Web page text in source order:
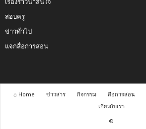
เรื่องราวน่าสนใจ
สอบครู
ข่าวทั่วไป
แจกสื่อการสอน
⌂ Home ข่าวสาร กิจกรรม สื่อการสอน
เกี่ยวกับเรา
©